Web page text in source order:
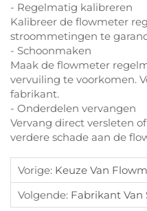
- Regelmatig kalibreren
Kalibreer de flowmeter
stroommetingen te
- Schoonmaken
Maak de flowmeter
vervuiling te voorkomen.
fabrikant.
- Onderdelen vervangen
Vervang direct versleten
verdere schade aan de
Vorige: Keuze Van Flowmeters En
Volgende: Fabrikant Van Stromingsinstrumenten,